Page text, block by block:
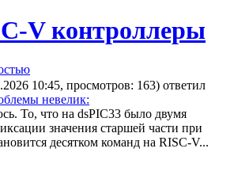
V контроллеры
10:45, просмотров: 163) ответил
невелик:
То, что на dsPIC33 было двумя
значения старшей части при
десятком команд на RISC-V...